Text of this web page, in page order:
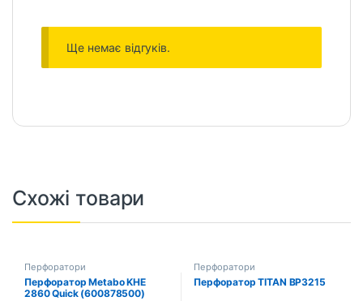
Ще немає відгуків.
Схожі товари
Перфоратори
Перфоратор Metabo KHE
2860 Quick (600878500)
Перфоратори
Перфоратор TITAN BP3215